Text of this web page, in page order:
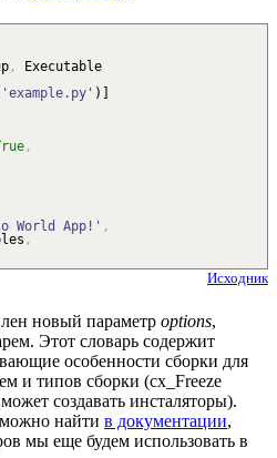
,
Executable
'example.py' )
,
World App!' ,
,
Исходник
новый параметр options,
Этот словарь содержит
особенности сборки для
и типов сборки (cx_Freeze
создавать инсталяторы).
найти в документации,
мы еще будем использовать в